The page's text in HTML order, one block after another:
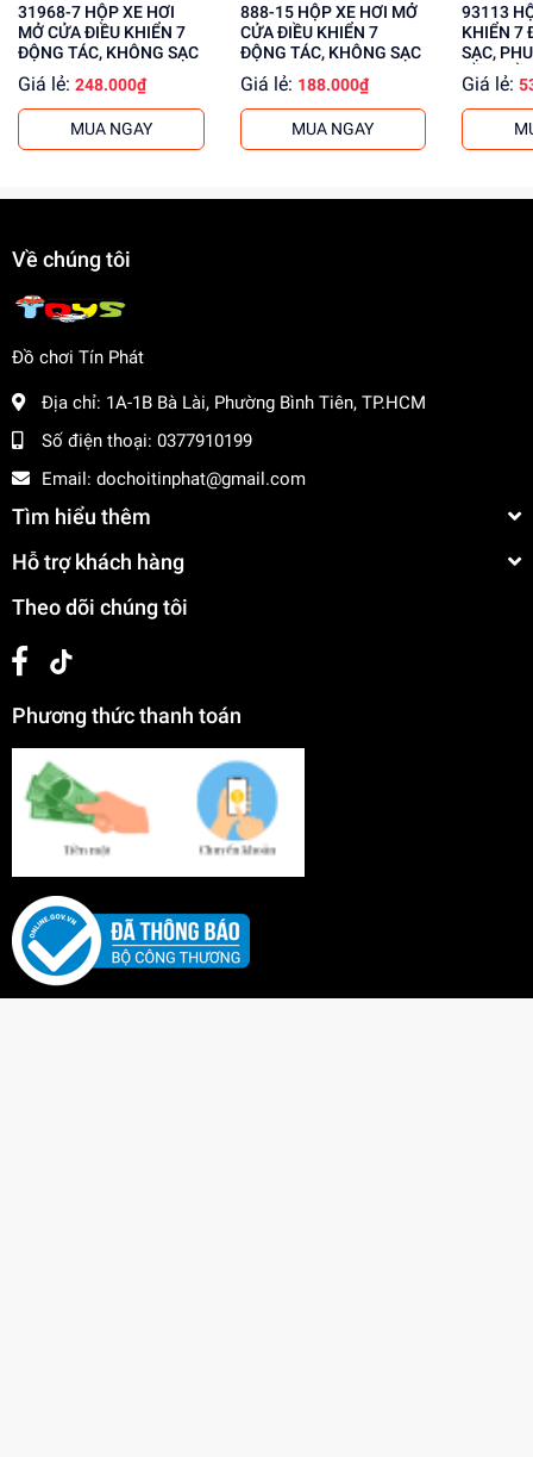
31968-7 HỘP XE HƠI
MỞ CỬA ĐIỀU KHIỂN 7
ĐỘNG TÁC, KHÔNG SẠC
Giá lẻ: 248.000₫
MUA NGAY
888-15 HỘP XE HƠI MỞ
CỬA ĐIỀU KHIỂN 7
ĐỘNG TÁC, KHÔNG SẠC
Giá lẻ: 188.000₫
MUA NGAY
93113 HỘP XE ĐUA ĐIỀU
KHIỂN 7
SẠC,
CẦM
Giá lẻ:
Về chúng tôi
Đồ chơi Tín Phát
Địa chỉ: 1A-1B Bà Lài, Phường Bình Tiên, TP.HCM
Số điện thoại: 0377910199
Email: dochoitinphat@gmail.com
Tìm hiểu thêm
Hỗ trợ khách hàng
Theo dõi chúng tôi
Phương thức thanh toán